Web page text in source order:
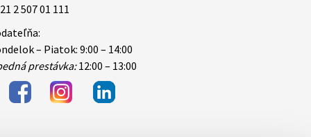
2 507 01 111
– Piatok: 9:00 – 14:00
prestávka:12:00 – 13:00